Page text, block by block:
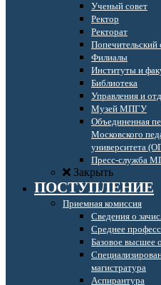
Ученый совет
Ректор
Ректорат
Филиалы
Институты и
Библиотека
Управления и
Музей МПГУ
Объединенная
Московского
университета
Пресс-служба
Закрыть
ПОСТУПЛЕНИЕ
Приемная комиссия
Сведения о
Среднее
Базовое высшее
магистратура
Аспирантура